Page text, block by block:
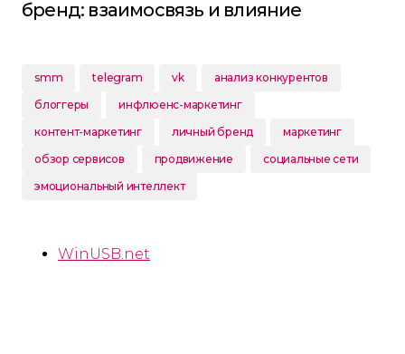
бренд: взаимосвязь и влияние
smm telegram vk
анализ конкурентов
блоггеры
инфлюенс-маркетинг
контент-маркетинг
личный бренд
маркетинг
обзор сервисов
продвижение
социальные сети
эмоциональный интеллект
WinUSB.net